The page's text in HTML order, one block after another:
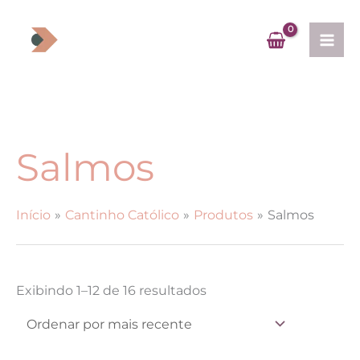
Salmos
Início Cantinho Católico Produtos Salmos
Exibindo 1–12 de 16 resultadosClassificado